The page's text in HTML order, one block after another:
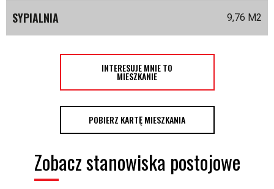
SYPIALNIA 9,76 M2
INTERESUJE MNIE TO
MIESZKANIE
POBIERZ KARTĘ MIESZKANIA
Zobacz stanowiska postojowe